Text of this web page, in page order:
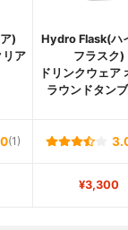
)
リア
Hydro Flask(ハ
フラスク)
ドリンクウェア
ラウンドタン
(1)
¥3,300